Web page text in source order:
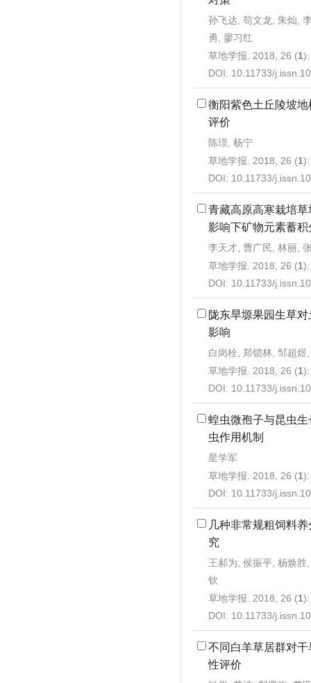
孙飞达, 苟文龙, 朱灿,
勇, 廖习红
草地学报. 2018, 26 (1
DOI: 10.11733/
衡阳紫色土丘陵坡
评价
陈璟, 杨宁
草地学报. 2018, 26 (1
DOI: 10.11733/
青藏高原高寒栽培
影响下矿物元素蓄
李天才, 曹广民, 林丽,
草地学报. 2018, 26 (1
DOI: 10.11733/
陇东旱塬果园生草
影响
白岗栓, 郑锁林, 邹超煜
草地学报. 2018, 26 (1
DOI: 10.11733/
蝗虫微孢子与昆虫
虫作用机制
星学军
草地学报. 2018, 26 (1
DOI: 10.11733/
几种非常规粗饲料
究
王郝为, 侯振平, 杨焕
钦
草地学报. 2018, 26 (1
DOI: 10.11733/
不同白羊草居群对
性评价